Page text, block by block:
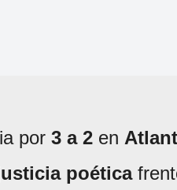
por 3 a 2 en
poética